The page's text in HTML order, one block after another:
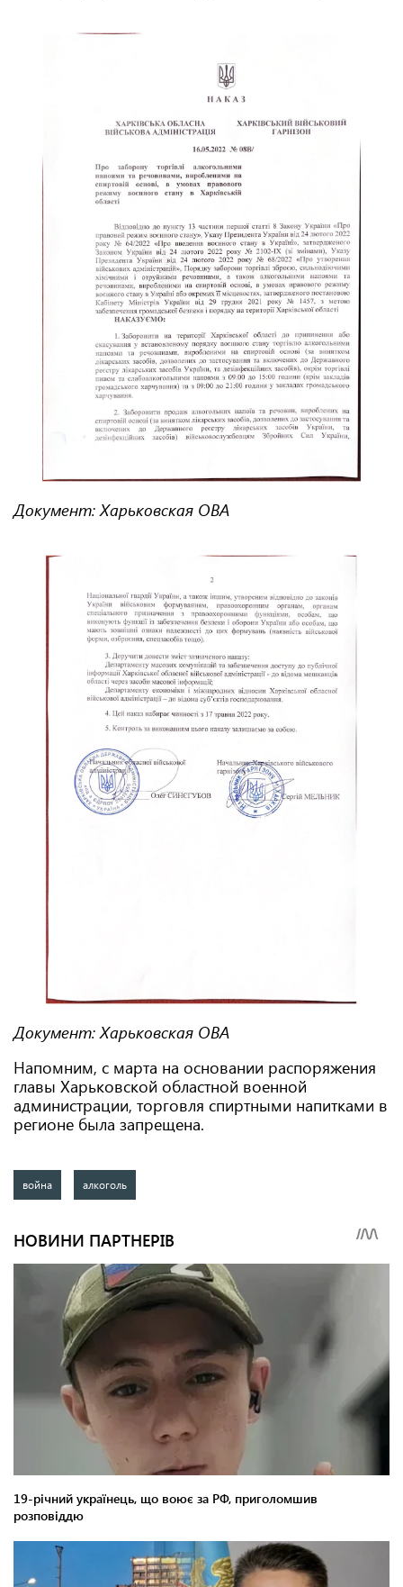
Документ: Харьковская ОВА
Документ: Харьковская ОВА
Напомним, с марта на основании распоряжения
главы Харьковской областной военной
администрации, торговля спиртными напитками в
регионе была запрещена.
война алкоголь